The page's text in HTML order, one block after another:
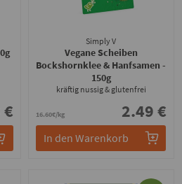
€
Simply V
Vegane Scheiben
Bockshornklee & Hanfsamen-
150g
kräftig nussig & glutenfrei
16.60€/kg 2.49 €
In den Warenkorb